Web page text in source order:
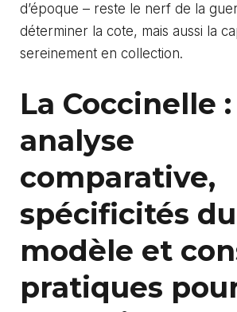
d’époque – reste le nerf de la
déterminer la cote, mais aussi la
sereinement en collection.
La Coccinelle :
analyse
comparative,
spécificités du
modèle et
pratiques